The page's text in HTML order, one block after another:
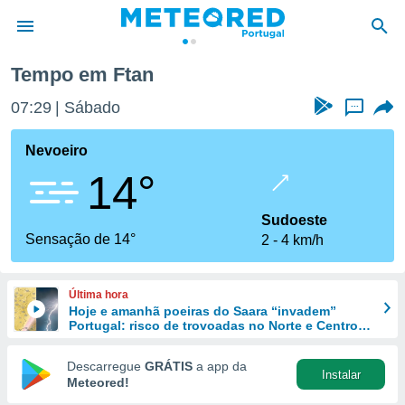
da
foi
para
a este
das
e
forma
digital
Tempo em Ftan
07:29 Sábado ...
Nevoeiro
14°
Sensação de 14°
Sudoeste
2
4 km/h
Última hora
Hoje e amanhã poeiras do Saara “invadem”
Portugal: risco de trovoadas no Norte e Centro
Descarregue GRÁTIS a app da
Meteored!
Instalar